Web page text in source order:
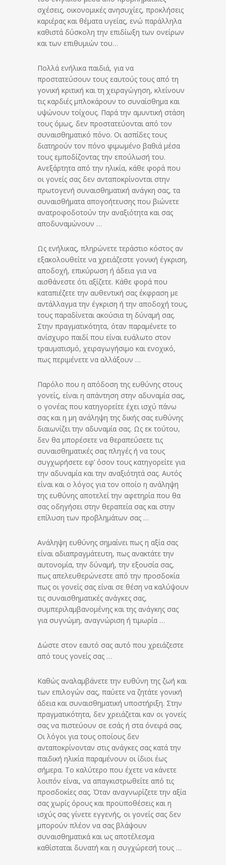
σχέσεις, οικονομικές ανησυχίες, προκλήσεις
καριέρας και θέματα υγείας, ενώ παράλληλα
καθιστά δύσκολη την επιδίωξη των ονείρων
και των επιθυμιών του…
Πολλά ενήλικα παιδιά, για να
προστατεύσουν τους εαυτούς τους από τη
γονική κριτική και τη χειραγώγηση, κλείνουν
τις καρδιές μπλοκάρουν το συναίσθημα και
υψώνουν τοίχους. Παρά την αμυντική στάση
τους όμως, δεν προστατεύονται από τον
συναισθηματικό πόνο. Οι ασπίδες τους
διατηρούν τον πόνο φιμωμένο βαθιά μέσα
τους εμποδίζοντας την επούλωσή του.
Ανεξάρτητα από την ηλικία, κάθε φορά που
οι γονείς σας δεν ανταποκρίνονται στην
πρωτογενή συναισθηματική ανάγκη σας, τα
συναισθήματα απογοήτευσης που βιώνετε
ανατροφοδοτούν την αναξιότητα και σας
αποδυναμώνουν …
Ως ενήλικας, πληρώνετε τεράστιο κόστος αν
εξακολουθείτε να χρειάζεστε γονική έγκριση,
αποδοχή, επικύρωση ή άδεια για να
αισθάνεστε ότι αξίζετε. Κάθε φορά που
καταπιέζετε την αυθεντική σας έκφραση με
αντάλλαγμα την έγκριση ή την αποδοχή τους,
τους παραδίνεται ακούσια τη δύναμή σας.
Στην πραγματικότητα, όταν παραμένετε το
ανίσχυρο παιδί που είναι ευάλωτο στον
τραυματισμό, χειραγωγήσιμο και ενοχικό,
πως περιμένετε να αλλάξουν …
Παρόλο που η απόδοση της ευθύνης στους
γονείς, είναι η απάντηση στην αδυναμία σας,
ο γονέας που κατηγορείτε έχει ισχύ πάνω
σας και η μη ανάληψη της δικής σας ευθύνης
διαιωνίζει την αδυναμία σας. Ως εκ τούτου,
δεν θα μπορέσετε να θεραπεύσετε τις
συναισθηματικές σας πληγές ή να τους
συγχωρήσετε εφ’ όσον τους κατηγορείτε για
την αδυναμία και την αναξιότητά σας. Αυτός
είναι και ο λόγος για τον οποίο η ανάληψη
της ευθύνης αποτελεί την αφετηρία που θα
σας οδηγήσει στην θεραπεία σας και στην
επίλυση των προβλημάτων σας …
Ανάληψη ευθύνης σημαίνει πως η αξία σας
είναι αδιαπραγμάτευτη, πως ανακτάτε την
αυτονομία, την δύναμή, την εξουσία σας,
πως απελευθερώνεστε από την προσδοκία
πως οι γονείς σας είναι σε θέση να καλύψουν
τις συναισθηματικές ανάγκες σας,
συμπεριλαμβανομένης και της ανάγκης σας
για συγνώμη, αναγνώριση ή τιμωρία …
Δώστε στον εαυτό σας αυτό που χρειάζεστε
από τους γονείς σας …
Καθώς αναλαμβάνετε την ευθύνη της ζωή και
των επιλογών σας, παύετε να ζητάτε γονική
άδεια και συναισθηματική υποστήριξη. Στην
πραγματικότητα, δεν χρειάζεται καν οι γονείς
σας να πιστεύουν σε εσάς ή στα όνειρά σας.
Οι λόγοι για τους οποίους δεν
ανταποκρίνονταν στις ανάγκες σας κατά την
παιδική ηλικία παραμένουν οι ίδιοι έως
σήμερα. Το καλύτερο που έχετε να κάνετε
λοιπόν είναι, να απαγκιστρωθείτε από τις
προσδοκίες σας. Όταν αναγνωρίζετε την αξία
σας χωρίς όρους και προϋποθέσεις και η
ισχύς σας γίνετε εγγενής, οι γονείς σας δεν
μπορούν πλέον να σας βλάψουν
συναισθηματικά και ως αποτέλεσμα
καθίσταται δυνατή και η συγχώρεσή τους …